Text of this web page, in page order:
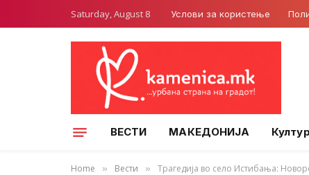
Saturday, August 8 Услови за користење
ВЕСТИ МАКЕДОНИЈА
Home » Вести » Трагедија во село Истибања: